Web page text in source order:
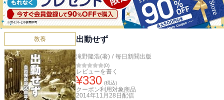
教養 出動せず
滝野隆浩(著) / 毎日新聞出版
(0)
レビューを書く
¥330 (税込)
クーポン利用対象商品
2014年11月28日 配信